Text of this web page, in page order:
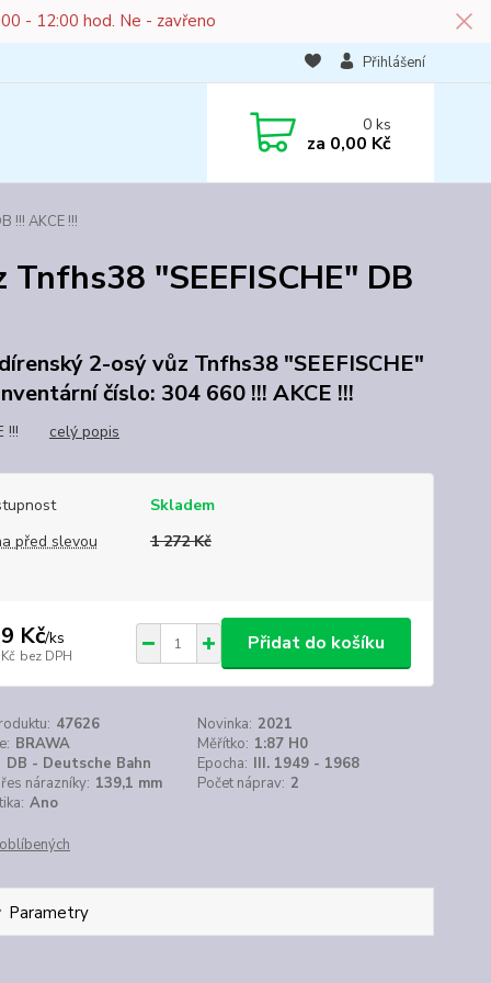
- 12:00 hod. Ne - zavřeno
Přihlášení
0ks
za 0,00 Kč
!!! AKCE !!!
"SEEFISCHE" DB
2-osý vůz Tnfhs38 "SEEFISCHE"
číslo: 304 660 !!! AKCE !!!
!!! celý popis
Skladem
před slevou
1 272 Kč
Kč/ks
bez DPH
Přidat do košíku
47626 Novinka: 2021
BRAWA Měřítko: 1:87 H0
DB - Deutsche Bahn Epocha: III. 1949 - 1968
nárazníky: 139,1 mm Počet náprav: 2
Ano
Parametry